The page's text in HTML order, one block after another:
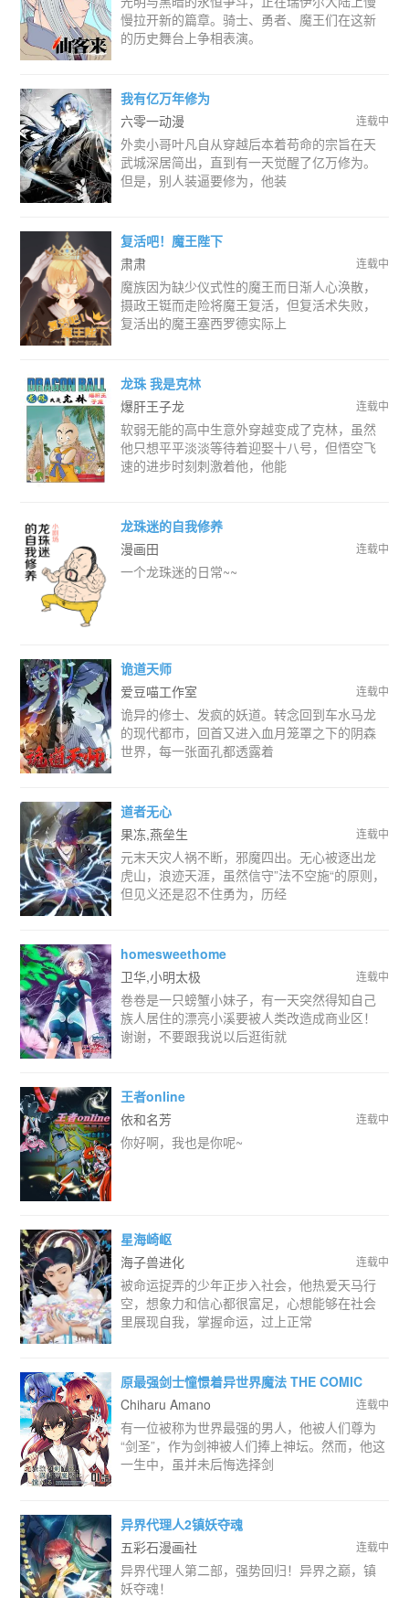
慢拉开新的篇章。骑士、勇者、魔王们在这新
的历史舞台上争相表演。
我有亿万年修为
六零一动漫
连载中
外卖小哥叶凡自从穿越后本着苟命的宗旨在天
武城深居简出，直到有一天觉醒了亿万修为。
但是，别人装逼要修为，他装
复活吧！魔王陛下
肃肃
连载中
魔族因为缺少仪式性的魔王而日渐人心涣散，
摄政王铤而走险将魔王复活，但复活术失败，
复活出的魔王塞西罗德实际上
龙珠 我是克林
爆肝王子龙
连载中
软弱无能的高中生意外穿越变成了克林，虽然
他只想平平淡淡等待着迎娶十八号，但悟空飞
速的进步时刻刺激着他，他能
龙珠迷的自我修养
漫画田
连载中
一个龙珠迷的日常~~
诡道天师
爱豆喵工作室
连载中
诡异的修士、发疯的妖道。转念回到车水马龙
的现代都市，回首又进入血月笼罩之下的阴森
世界，每一张面孔都透露着
道者无心
果冻,燕垒生
连载中
元末天灾人祸不断，邪魔四出。无心被逐出龙
虎山，浪迹天涯，虽然信守”法不空施“的原则，
但见义还是忍不住勇为，历经
homesweethome
卫华,小明太极
连载中
卷卷是一只螃蟹小妹子，有一天突然得知自己
族人居住的漂亮小溪要被人类改造成商业区！
谢谢，不要跟我说以后逛街就
王者online
依和名芳
连载中
你好啊，我也是你呢~
星海崎岖
海子兽进化
连载中
被命运捉弄的少年正步入社会，他热爱天马行
空，想象力和信心都很富足，心想能够在社会
里展现自我，掌握命运，过上正常
原最强剑士憧憬着异世界魔法 THE COMIC
Chiharu Amano
连载中
有一位被称为世界最强的男人，他被人们尊为
“剑圣”，作为剑神被人们捧上神坛。然而，他这
一生中，虽并未后悔选择剑
异界代理人2镇妖夺魂
五彩石漫画社
连载中
异界代理人第二部，强势回归！异界之巅，镇
妖夺魂！